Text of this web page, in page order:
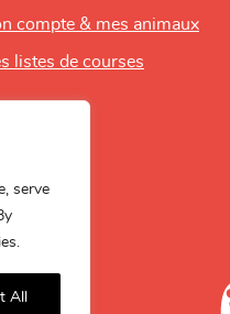
serve
All
compte & mes animaux
listes de courses